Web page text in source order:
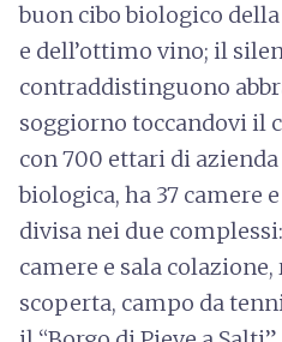
buon cibo biologico
e dell’ottimo vino; il
contraddistinguono
soggiorno toccandovi il
con 700 ettari di
biologica, ha 37 camere
divisa nei due
camere e sala
scoperta, campo da